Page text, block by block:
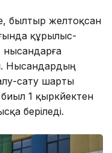
былтыр желтоқсан
құрылыс-
Нысандардың
сату шарты
1 қыркүйектен
беріледі.